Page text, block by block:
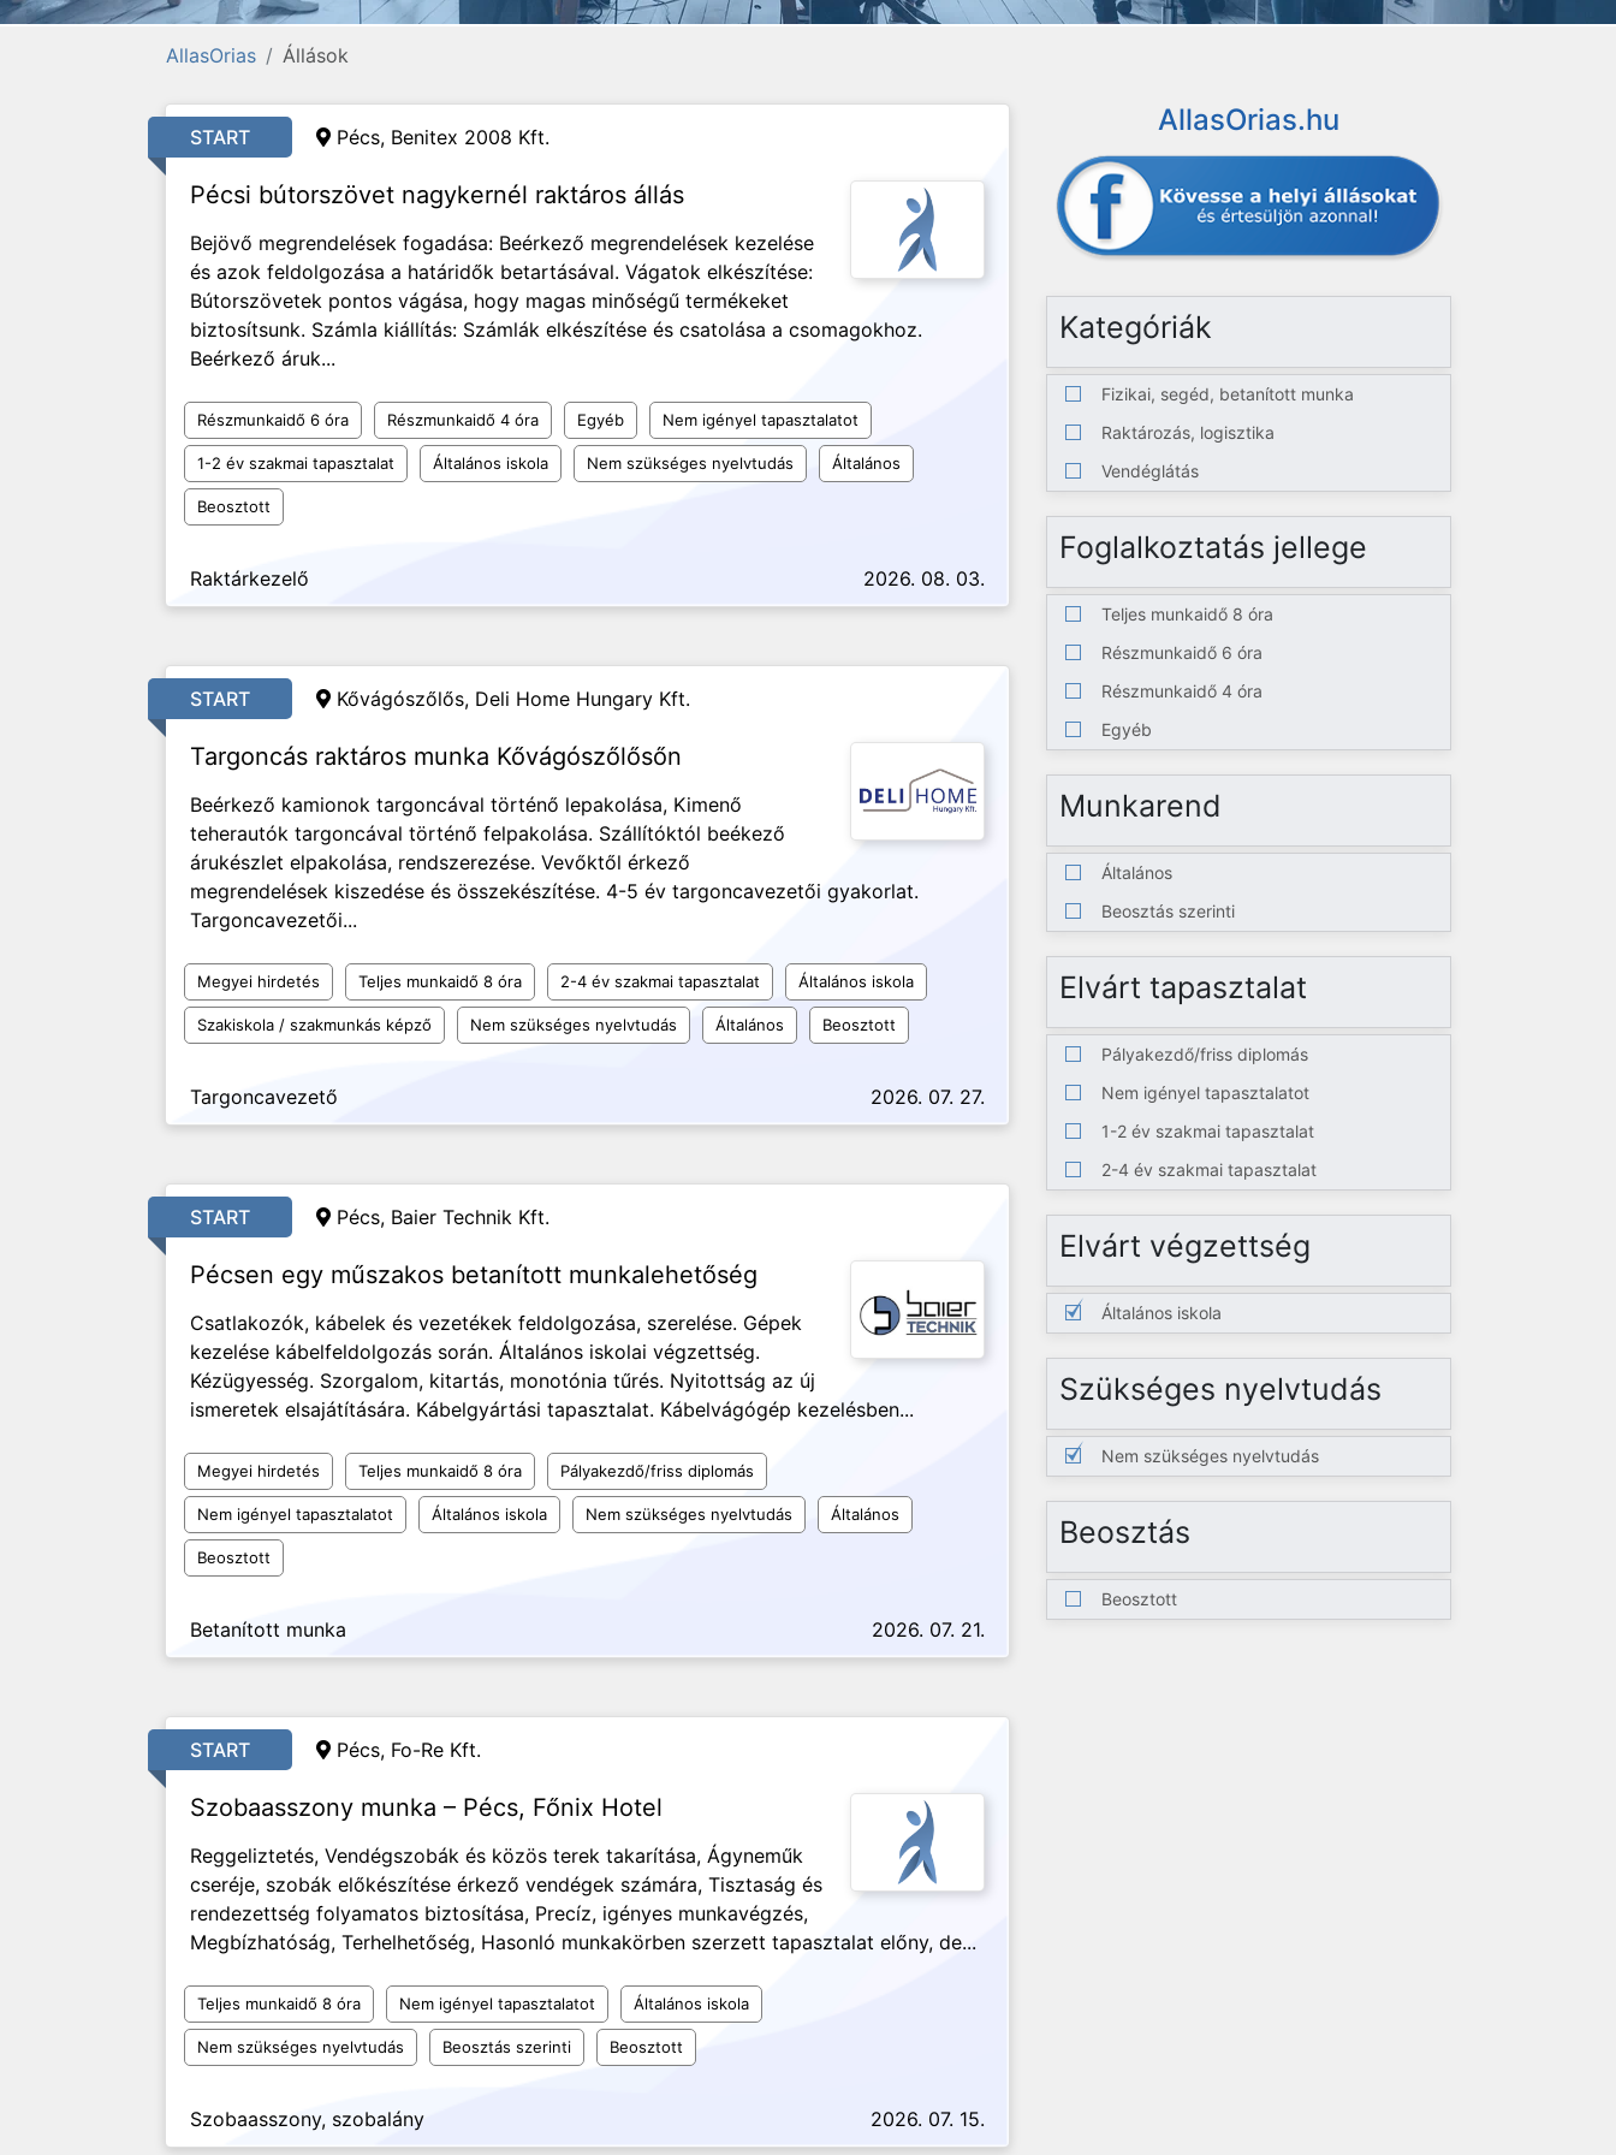
AllasOrias Állások
START Pécs, Benitex 2008 Kft.
Pécsi bútorszövet nagykernél raktáros állás
Bejövő megrendelések fogadása: Beérkező megrendelések kezelése
és azok feldolgozása a határidők betartásával. Vágatok elkészítése:
Bútorszövetek pontos vágása, hogy magas minőségű termékeket
biztosítsunk. Számla kiállítás: Számlák elkészítése és csatolása a csomagokhoz.
Beérkező áruk...
Részmunkaidő 6 óra Részmunkaidő 4 óra Egyéb Nem igényel tapasztalatot
1-2 év szakmai tapasztalat Általános iskola Nem szükséges nyelvtudás Általános
Beosztott
Raktárkezelő 2026. 08. 03.
START Kővágószőlős, Deli Home Hungary Kft.
Targoncás raktáros munka Kővágószőlősőn
Beérkező kamionok targoncával történő lepakolása, Kimenő
teherautók targoncával történő felpakolása. Szállítóktól beékező
árukészlet elpakolása, rendszerezése. Vevőktől érkező
megrendelések kiszedése és összekészítése. 4-5 év targoncavezetői gyakorlat.
Targoncavezetői...
Megyei hirdetés Teljes munkaidő 8 óra 2-4 év szakmai tapasztalat Általános iskola
Szakiskola / szakmunkás képző Nem szükséges nyelvtudás Általános Beosztott
Targoncavezető 2026. 07. 27.
START Pécs, Baier Technik Kft.
Pécsen egy műszakos betanított munkalehetőség
Csatlakozók, kábelek és vezetékek feldolgozása, szerelése. Gépek
kezelése kábelfeldolgozás során. Általános iskolai végzettség.
Kézügyesség. Szorgalom, kitartás, monotónia tűrés. Nyitottság az új
ismeretek elsajátítására. Kábelgyártási tapasztalat. Kábelvágógép kezelésben...
Megyei hirdetés Teljes munkaidő 8 óra Pályakezdő/friss diplomás
Nem igényel tapasztalatot Általános iskola Nem szükséges nyelvtudás Általános
Beosztott
Betanított munka 2026. 07. 21.
START Pécs, Fo-Re Kft.
Szobaasszony munka – Pécs, Főnix Hotel
Reggeliztetés, Vendégszobák és közös terek takarítása, Ágyneműk
cseréje, szobák előkészítése érkező vendégek számára, Tisztaság és
rendezettség folyamatos biztosítása, Precíz, igényes munkavégzés,
Megbízhatóság, Terhelhetőség, Hasonló munkakörben szerzett tapasztalat előny, de...
Teljes munkaidő 8 óra Nem igényel tapasztalatot Általános iskola
Nem szükséges nyelvtudás Beosztás szerinti Beosztott
Szobaasszony, szobalány 2026. 07. 15.
AllasOrias.hu
Kategóriák
Fizikai, segéd, betanított munka
Raktározás, logisztika
Vendéglátás
Foglalkoztatás jellege
Teljes munkaidő 8 óra
Részmunkaidő 6 óra
Részmunkaidő 4 óra
Egyéb
Munkarend
Általános
Beosztás szerinti
Elvárt tapasztalat
Pályakezdő/friss diplomás
Nem igényel tapasztalatot
1-2 év szakmai tapasztalat
2-4 év szakmai tapasztalat
Elvárt végzettség
Általános iskola
Szükséges nyelvtudás
Nem szükséges nyelvtudás
Beosztás
Beosztott